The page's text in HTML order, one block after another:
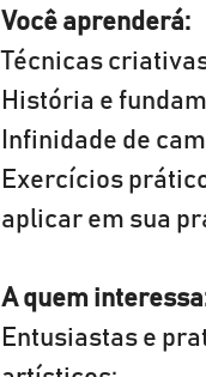
Você aprenderá:
Técnicas
História e
Infinidade de
Exercícios
aplicar em sua
A quem
Entusiastas e